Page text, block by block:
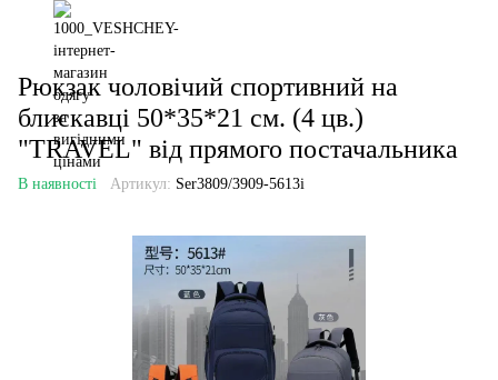
Рюкзак чоловічий спортивний на
блискавці 50*35*21 см. (4 цв.)
"TRAVEL" від прямого постачальника
В наявності Артикул: Ser3809/3909-5613i